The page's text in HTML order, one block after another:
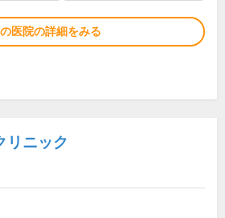
医院の詳細をみる
リニック